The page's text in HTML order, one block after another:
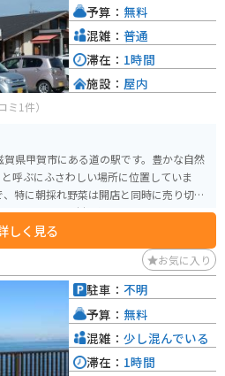
ミ1件）
県甲賀市にある道の駅です。豊かな自然
呼ぶにふさわしい場所に位置していま
、地元産の食材を使ったレストランで
クで訪れる場合、道の
ので安心です。周辺には、琵琶湖や比叡
トがたくさんあります。特に、道の駅から
景色が良く、ライダーに人気です。 お
りのお菓子などがおすすめです。
しく見る
予算： 無料
混雑： 普通
滞在： 1時間
施設： 屋内
お気に入り
駐車： 不明
予算： 無料
混雑： 少し混んでいる
滞在： 1時間